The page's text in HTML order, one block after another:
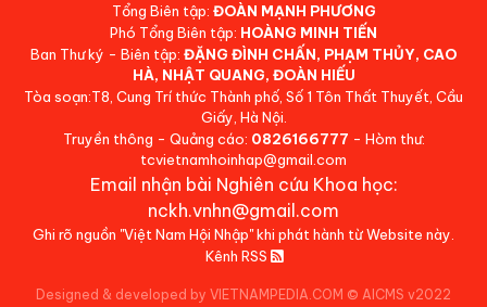
Tổng Biên tập: ĐOÀN MẠNH PHƯƠNG
Phó Tổng Biên tập: HOÀNG MINH TIẾN
Ban Thư ký - Biên tập: ĐẶNG ĐÌNH CHẤN, PHẠM THỦY, CAO
HÀ, NHẬT QUANG, ĐOÀN HIẾU
Tòa soạn:T8, Cung Trí thức Thành phố, Số 1 Tôn Thất Thuyết, Cầu
Giấy, Hà Nội.
Truyền thông - Quảng cáo: 0826166777 - Hòm thư:
tcvietnamhoinhap@gmail.com
Email nhận bài Nghiên cứu Khoa học:
nckh.vnhn@gmail.com
Ghi rõ nguồn "Việt Nam Hội Nhập" khi phát hành từ Website này.
Kênh RSS
Designed & developed by VIETNAMPEDIA.COM © AICMS v2022